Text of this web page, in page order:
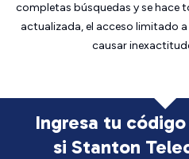
completas búsquedas y se hace
actualizada, el acceso limitado
causar
Ingresa tu
si Stanton